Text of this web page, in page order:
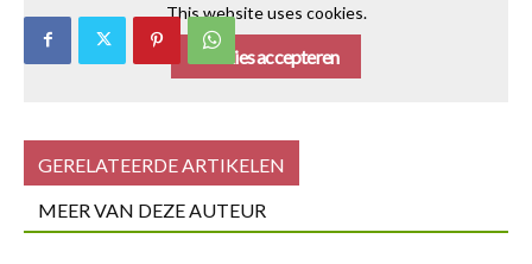
This website uses cookies.
Cookies accepteren
GERELATEERDE ARTIKELEN
MEER VAN DEZE AUTEUR